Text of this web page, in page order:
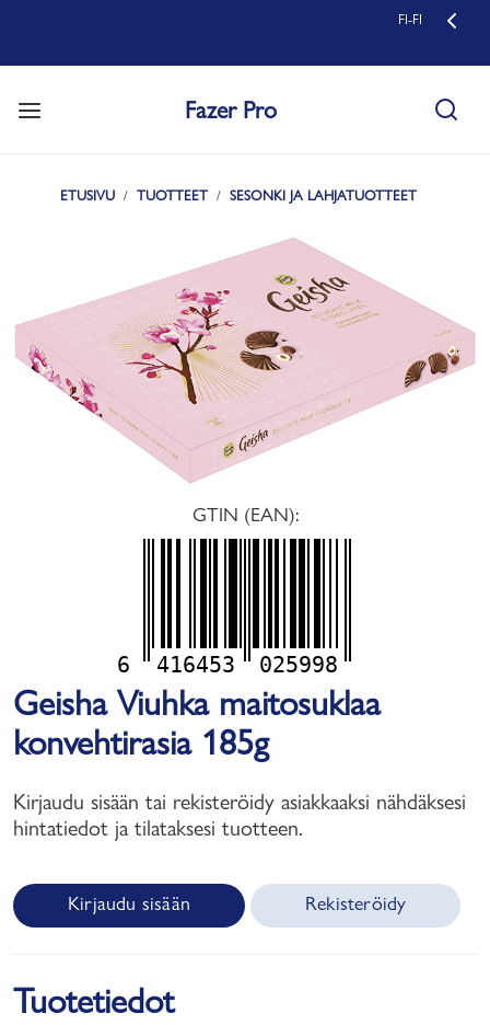
FI-FI
Fazer Pro
ETUSIVU TUOTTEET SESONKI JA LAHJATUOTTEET
GTIN (EAN):
6 416453 025998
Geisha Viuhka maitosuklaa
konvehtirasia 185g
Kirjaudu sisään tai rekisteröidy asiakkaaksi nähdäksesi
hintatiedot ja tilataksesi tuotteen.
Kirjaudu sisään Rekisteröidy
Tuotetiedot